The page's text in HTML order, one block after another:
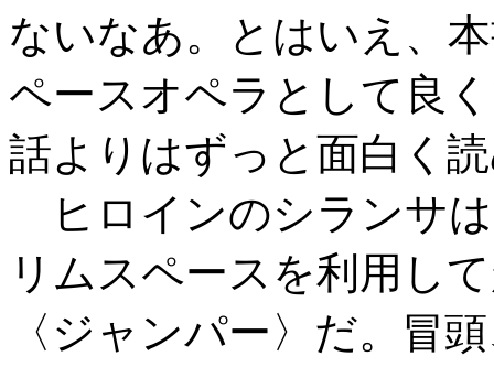
ないなあ。とはいえ、
ペースオペラとして良
話よりはずっと面白く
ヒロインのシランサ
リムスペースを利用し
〈ジャンパー〉だ。冒